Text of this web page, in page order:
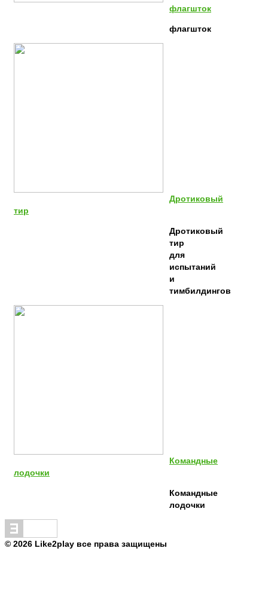
флагшток
флагшток
Дротиковый
тир
Дротиковый
тир
для
испытаний
и
тимбилдингов
Командные
лодочки
Командные
лодочки
© 2026 Like2play все права защищены